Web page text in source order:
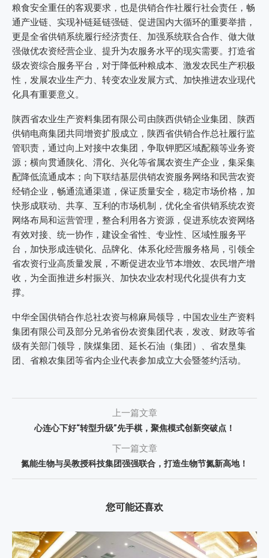
粮食安全重任的客观要求，也是供销合作社履行社会责任，畅
通产业链、实现补链延链强链、促进国内大循环的重要举措，
更是全省供销系统履行经济责任、加强系统联合合作、做大做
强做优农资经营企业、提升为农服务水平的现实需要。打造省
级农资综合服务平台，对于降低种粮成本、激发农民生产积极
性，发展农业生产力、转变农业发展方式、加快推进农业现代
化具有重要意义。
陕西省农业生产资料集团有限公司由陕西供销企业集团、陕西
供销电商集团共同增资扩股成立，陕西省供销合作总社履行监
管职责，通过向上对接中农集团，争取钾肥区域配额等业务资
源；横向贯通陕化、渭化、兴化等省属农资生产企业，集采集
配降低流通成本；向下联结基层供销农资服务网络和民营农资
经销企业，畅通流通渠道，保证质量安全，稳定市场价格，加
快形成联动、共享、互利的市场机制，优化全省供销系统农资
网络布局和运营管理，整合利用各方资源，促进系统农资网络
有效对接、统一协作，建设全省性、专业性、区域性服务平
台，加快形成连锁化、品牌化、体系化经营服务格局，引领全
省农资行业高质量发展，不断促进农业节本增效、农民增产增
收，为全面推进乡村振兴、加快农业农村现代化提供有力支
撑。
中华全国供销合作总社农资与棉麻局领导，中国农业生产资料
集团有限公司及部分兄弟省份农资集团代表，发改、财政等省
级有关部门领导，陕煤集团、延长石油（集团）、省农垦集
团、省粮农集团等省内企业代表参加成立大会暨签约活动。
上一篇文章
心连心下好“转型升级”先手棋，聚焦模式创新突破点！
下一篇文章
氮能生物与吴教授科技集团强强联合，打造生物节氮新高地！
您可能还喜欢